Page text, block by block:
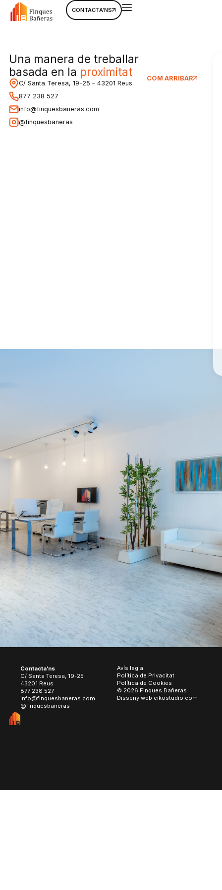
CONTACTA'NS
Una manera de treballar
basada en la proximitat
C/ Santa Teresa, 19-25 – 43201 Reus
COM ARRIBAR
877 238 527
info@finquesbaneras.com
@finquesbaneras
Contacta’ns
C/ Santa Teresa, 19-25
43201 Reus
877 238 527
info@finquesbaneras.com
@finquesbaneras
Avís legla
Política de Privacitat
Política de Cookies
© 2026 Finques Bañeras
Disseny web eikostudio.com